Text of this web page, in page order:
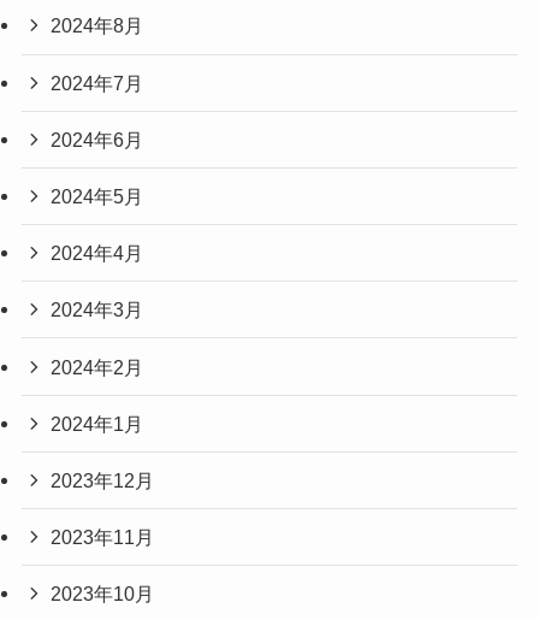
2024年8月
2024年7月
2024年6月
2024年5月
2024年4月
2024年3月
2024年2月
2024年1月
2023年12月
2023年11月
2023年10月